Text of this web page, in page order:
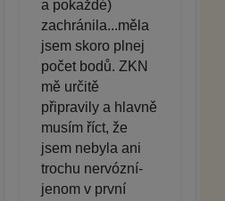
a pokaždé)
zachránila...měla
jsem skoro plnej
počet bodů. ZKN
mě určitě
připravily a hlavně
musím říct, že
jsem nebyla ani
trochu nervózní-
jenom v první